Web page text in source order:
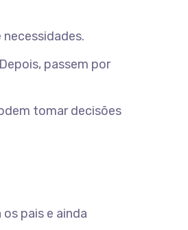
passem por
tomar decisões
pais e ainda